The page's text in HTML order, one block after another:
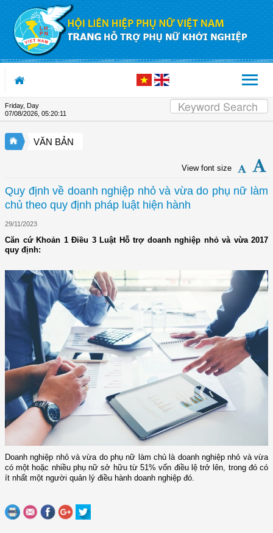
Skip to Content
Friday, Day
07/08/2026 05:20:12
VĂN BẢN
View font size
Quy định về doanh nghiệp nhỏ và vừa do phụ nữ làm
chủ theo quy định pháp luật hiện hành
29/11/2023
Căn cứ Khoản 1 Điều 3 Luật Hỗ trợ doanh nghiệp nhỏ và vừa 2017
quy định:
Doanh nghiệp nhỏ và vừa do phụ nữ làm chủ là doanh nghiệp nhỏ và vừa
có một hoặc nhiều phụ nữ sở hữu từ 51% vốn điều lệ trở lên, trong đó có
ít nhất một người quản lý điều hành doanh nghiệp đó.